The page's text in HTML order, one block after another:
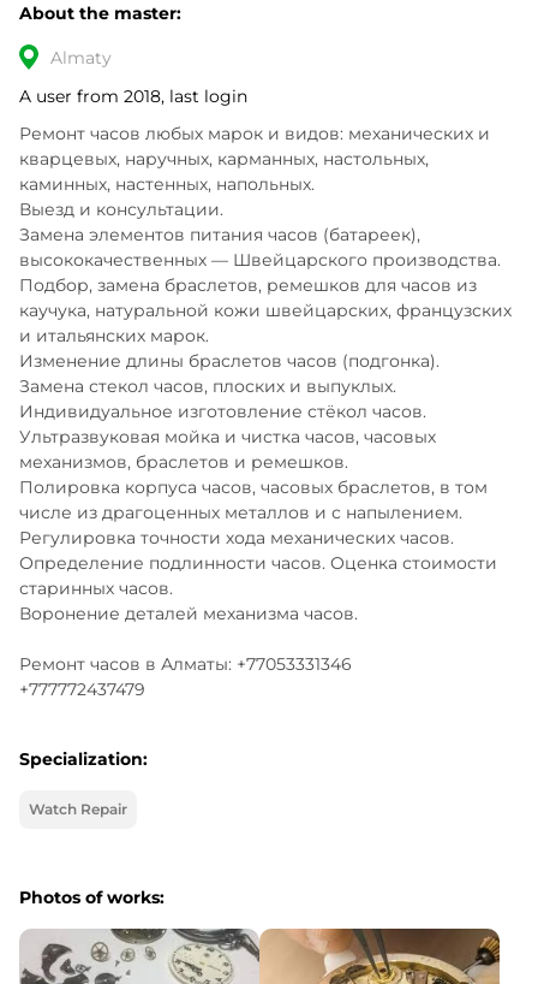
About the master:
Almaty
A user from 2018, last login
Ремонт часов любых марок и видов: механических и
кварцевых, наручных, карманных, настольных,
каминных, настенных, напольных.
Выезд и консультации.
Замена элементов питания часов (батареек),
высококачественных — Швейцарского производства.
Подбор, замена браслетов, ремешков для часов из
каучука, натуральной кожи швейцарских, французских
и итальянских марок.
Изменение длины браслетов часов (подгонка).
Замена стекол часов, плоских и выпуклых.
Индивидуальное изготовление стёкол часов.
Ультразвуковая мойка и чистка часов, часовых
механизмов, браслетов и ремешков.
Полировка корпуса часов, часовых браслетов, в том
числе из драгоценных металлов и с напылением.
Регулировка точности хода механических часов.
Определение подлинности часов. Оценка стоимости
старинных часов.
Воронение деталей механизма часов.
Ремонт часов в Алматы: +77053331346
+777772437479
Specialization:
Watch Repair
Photos of works: